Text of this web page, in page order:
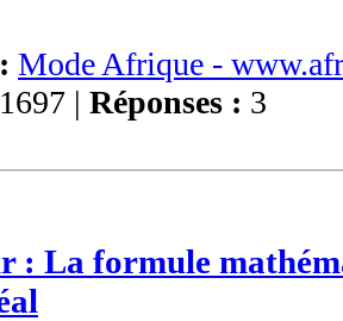
Mode Afrique -
1697 | Réponses : 3
: La formule